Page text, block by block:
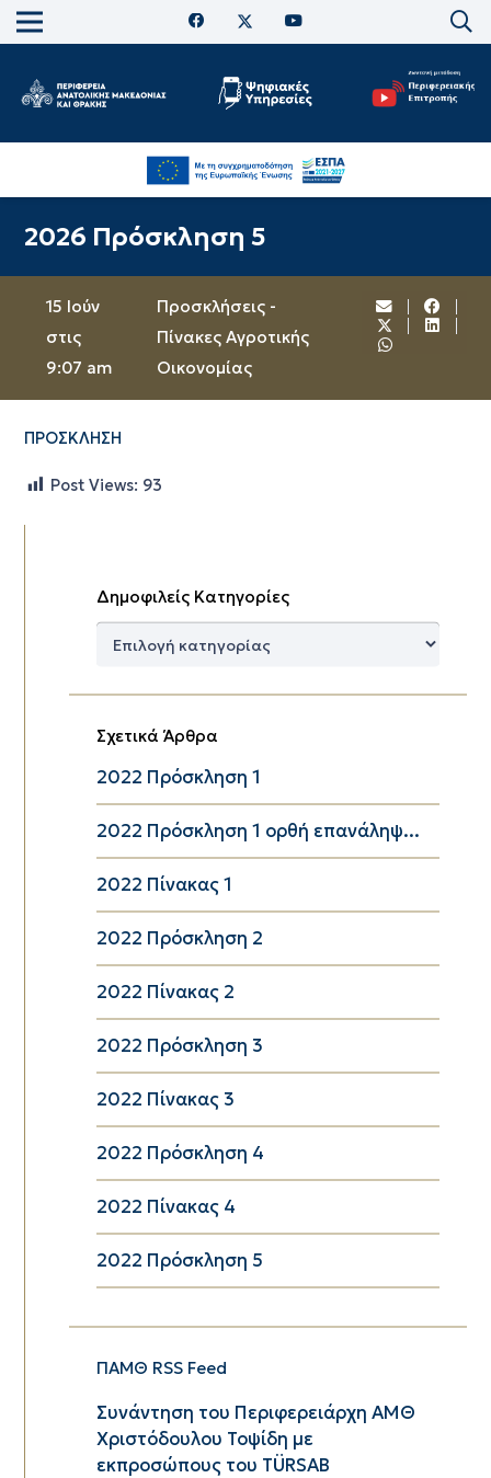
2026 Πρόσκληση 5
15 Ιούν
στις
9:07 am
Προσκλήσεις -
Πίνακες Αγροτικής
Οικονομίας
ΠΡΟΣΚΛΗΣΗ
Post Views: 93
Δημοφιλείς Κατηγορίες
Δημοφιλείς
Σχετικά Άρθρα
2022 Πρόσκληση 1
2022 Πρόσκληση 1 ορθή επανάληψ...
2022 Πίνακας 1
2022 Πρόσκληση 2
2022 Πίνακας 2
2022 Πρόσκληση 3
2022 Πίνακας 3
2022 Πρόσκληση 4
2022 Πίνακας 4
2022 Πρόσκληση 5
ΠΑΜΘ RSS Feed
Συνάντηση του Περιφερειάρχη ΑΜΘ
Χριστόδουλου Τοψίδη με
εκπροσώπους του TÜRSAB